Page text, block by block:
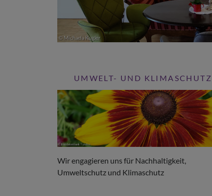
UMWELT- UND KLIMASCHUTZ
Wir engagieren uns für Nachhaltigkeit,
Umweltschutz und Klimaschutz